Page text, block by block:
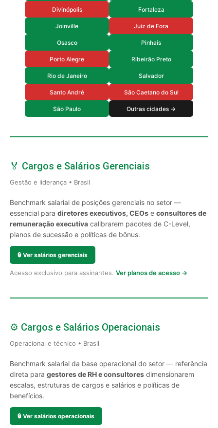
Divinópolis Fortaleza
Joinville Juiz de Fora
Osasco Pinhais
Porto Alegre Ribeirão Preto
Rio de Janeiro Salvador
Santo André São Caetano do Sul
São Paulo Outras cidades →
🏅 Cargos e Salários Gerenciais
Gestão e liderança • Brasil
Benchmark salarial de posições gerenciais no setor —
essencial para diretores executivos, CEOs e consultores de
remuneração executiva calibrarem pacotes de C-Level,
planos de sucessão e políticas de bônus.
🔒 Ver salários gerenciais
Acesso exclusivo para assinantes. Ver planos de acesso →
⚙️ Cargos e Salários Operacionais
Operacional e técnico • Brasil
Benchmark salarial da base operacional do setor — referência
direta para gestores de RH e consultores dimensionarem
escalas, estruturas de cargos e salários e políticas de
benefícios.
🔒 Ver salários operacionais